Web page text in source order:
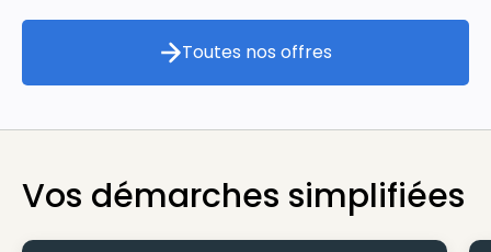
Toutes nos offres
Toutes nos offres
Vos démarches simplifiées